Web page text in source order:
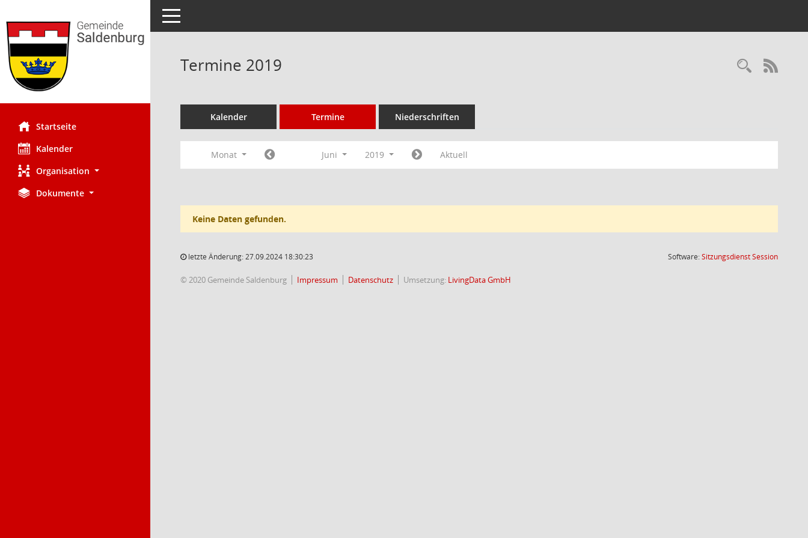
Startseite
Kalender
Organisation
Dokumente
Toggle navigation
Termine 2019
Kalender Termine Niederschriften
Monat Juni 2019 Aktuell
Keine Daten gefunden.
letzte Änderung: 27.09.2024 18:30:23 Software:SitzungsdienstSession(Wird in
© 2020 Gemeinde Saldenburg Impressum Datenschutz Umsetzung: LivingData GmbH